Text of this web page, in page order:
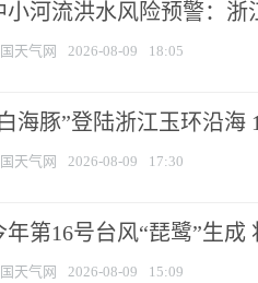
小河流洪水风险预警：
天气网 2026-08-09 18:05
海豚”登陆浙江玉环沿海
天气网 2026-08-09 17:30
年第16号台风“琵鹭”生
天气网 2026-08-09 15:09